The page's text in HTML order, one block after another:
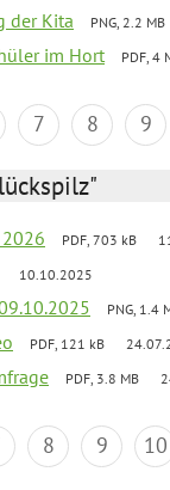
der Kita PNG, 2.2 MB
im Hort PDF, 4
7 8 9
PDF, 703 kB
10.10.2025
PNG, 1.4
PDF, 121 kB
PDF, 3.8 MB
8 9 10